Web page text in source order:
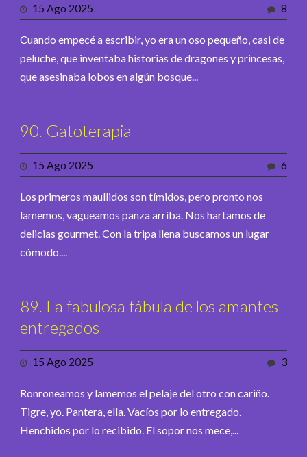
15 Ago 2025 8
Cuando empecé a escribir, yo era un oso pequeño, casi de
peluche, que inventaba historias de dragones y princesas,
que asesinaba lobos en algún bosque...
90. Gatoterapia
15 Ago 2025 6
Los primeros maullidos son tímidos, pero pronto nos
lamemos, vagueamos panza arriba. Nos hartamos de
delicias gourmet. Con la tripa llena buscamos un lugar
cómodo....
89. La fabulosa fábula de los amantes
entregados
15 Ago 2025 3
Ronroneamos y lamemos el pelaje del otro con cariño.
Tigre, yo. Pantera, ella. Vacíos por lo entregado.
Henchidos por lo recibido. El sopor nos mece,...